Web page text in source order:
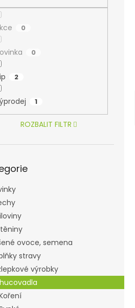
0
0
2
1
ROZBALIT FILTR
ovoce, semena
stravy
výrobky